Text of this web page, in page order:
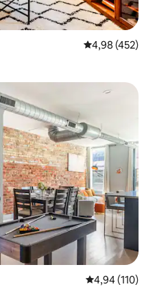
Średnia
4,98 (452)
Średnia
4,94 (110)